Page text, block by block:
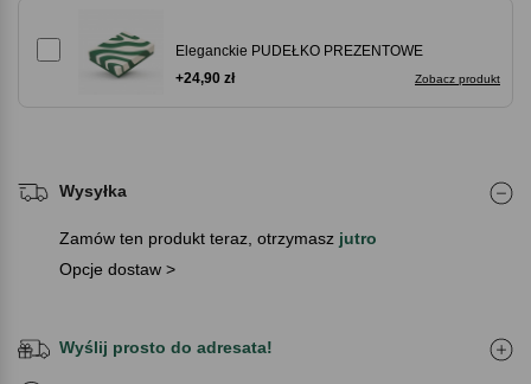
Eleganckie PUDEŁKO PREZENTOWE
Zobacz produkt
+24,90 zł
Wysyłka
Zamów ten produkt teraz, otrzymasz jutro
Opcje dostaw >
Wyślij prosto do adresata!